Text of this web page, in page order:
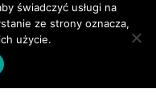
|Kapusta – blog
świadczyć usługi na
ze strony oznacza,
użycie.